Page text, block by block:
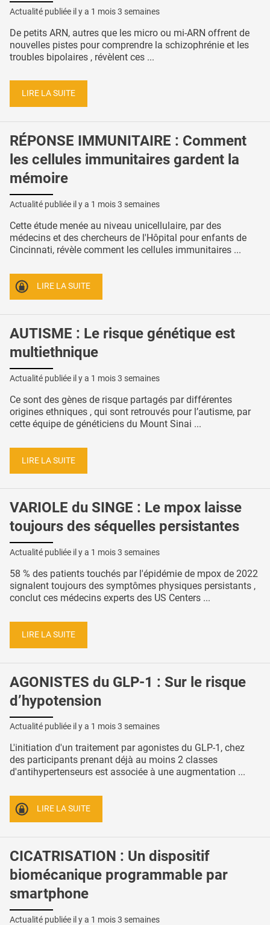
Actualité publiée il y a 1 mois 3 semaines
De petits ARN, autres que les micro ou mi-ARN offrent de
nouvelles pistes pour comprendre la schizophrénie et les
troubles bipolaires , révèlent ces ...
LIRE LA SUITE
RÉPONSE IMMUNITAIRE : Comment
les cellules immunitaires gardent la
mémoire
Actualité publiée il y a 1 mois 3 semaines
Cette étude menée au niveau unicellulaire, par des
médecins et des chercheurs de l'Hôpital pour enfants de
Cincinnati, révèle comment les cellules immunitaires ...
LIRE LA SUITE
AUTISME : Le risque génétique est
multiethnique
Actualité publiée il y a 1 mois 3 semaines
Ce sont des gènes de risque partagés par différentes
origines ethniques , qui sont retrouvés pour l’autisme, par
cette équipe de généticiens du Mount Sinai ...
LIRE LA SUITE
VARIOLE du SINGE : Le mpox laisse
toujours des séquelles persistantes
Actualité publiée il y a 1 mois 3 semaines
58 % des patients touchés par l'épidémie de mpox de 2022
signalent toujours des symptômes physiques persistants ,
conclut ces médecins experts des US Centers ...
LIRE LA SUITE
AGONISTES du GLP-1 : Sur le risque
d’hypotension
Actualité publiée il y a 1 mois 3 semaines
L'initiation d'un traitement par agonistes du GLP-1, chez
des participants prenant déjà au moins 2 classes
d'antihypertenseurs est associée à une augmentation ...
LIRE LA SUITE
CICATRISATION : Un dispositif
biomécanique programmable par
smartphone
Actualité publiée il y a 1 mois 3 semaines